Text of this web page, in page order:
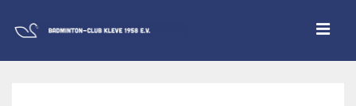
Zum